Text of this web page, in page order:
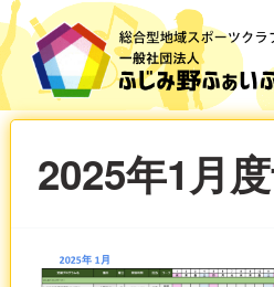
2025年1月